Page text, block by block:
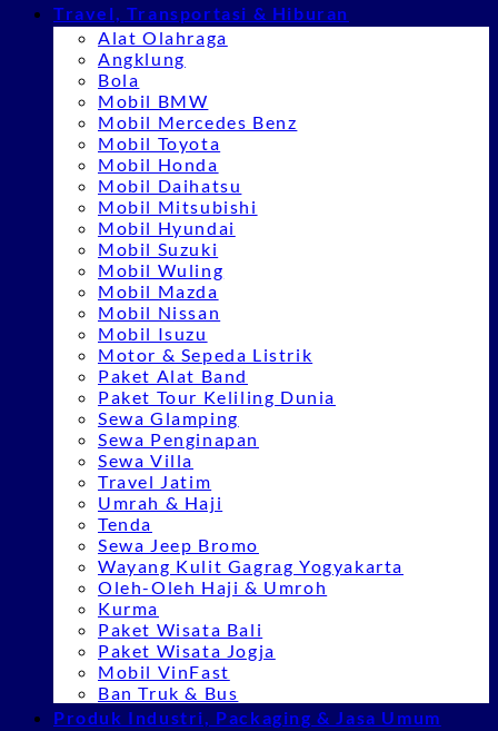
Travel, Transportasi & Hiburan
Alat Olahraga
Angklung
Bola
Mobil BMW
Mobil Mercedes Benz
Mobil Toyota
Mobil Honda
Mobil Daihatsu
Mobil Mitsubishi
Mobil Hyundai
Mobil Suzuki
Mobil Wuling
Mobil Mazda
Mobil Nissan
Mobil Isuzu
Motor & Sepeda Listrik
Paket Alat Band
Paket Tour Keliling Dunia
Sewa Glamping
Sewa Penginapan
Sewa Villa
Travel Jatim
Umrah & Haji
Tenda
Sewa Jeep Bromo
Wayang Kulit Gagrag Yogyakarta
Oleh-Oleh Haji & Umroh
Kurma
Paket Wisata Bali
Paket Wisata Jogja
Mobil VinFast
Ban Truk & Bus
Produk Industri, Packaging & Jasa Umum